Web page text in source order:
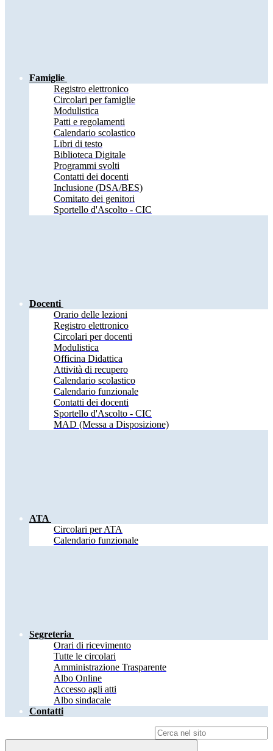
Famiglie
Registro elettronico
Circolari per famiglie
Modulistica
Patti e regolamenti
Calendario scolastico
Libri di testo
Biblioteca Digitale
Programmi svolti
Contatti dei docenti
Inclusione (DSA/BES)
Comitato dei genitori
Sportello d'Ascolto - CIC
Docenti
Orario delle lezioni
Registro elettronico
Circolari per docenti
Modulistica
Officina Didattica
Attività di recupero
Calendario scolastico
Calendario funzionale
Contatti dei docenti
Sportello d'Ascolto - CIC
MAD (Messa a Disposizione)
ATA
Circolari per ATA
Calendario funzionale
Segreteria
Orari di ricevimento
Tutte le circolari
Amministrazione Trasparente
Albo Online
Accesso agli atti
Albo sindacale
Contatti